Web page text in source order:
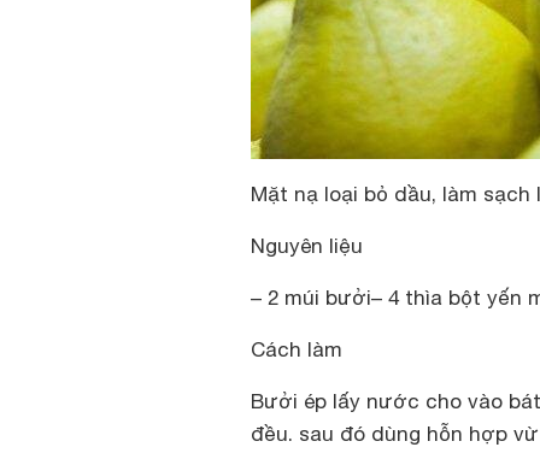
Mặt nạ loại bỏ dầu, làm sạch
Nguyên liệu
– 2 múi bưởi– 4 thìa bột yến
Cách làm
Bưởi ép lấy nước cho vào
đều. sau đó dùng hỗn hợp